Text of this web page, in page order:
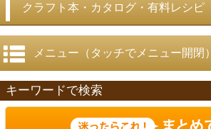
クラフト本・カタログ・有料レシピ
メニュー（タッチでメニュー開閉）
キーワードで検索